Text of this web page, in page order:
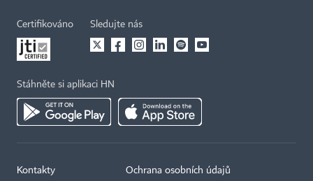
Certifikováno Sledujte nás
Stáhněte si aplikaci HN
Kontakty Ochrana osobních údajů